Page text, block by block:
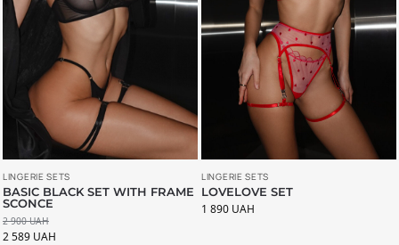
LINGERIE SETS
BASIC BLACK SET WITH FRAME
SCONCE
2 900UAH
2 589 UAH
LINGERIE SETS
LOVELOVE SET
1 890 UAH